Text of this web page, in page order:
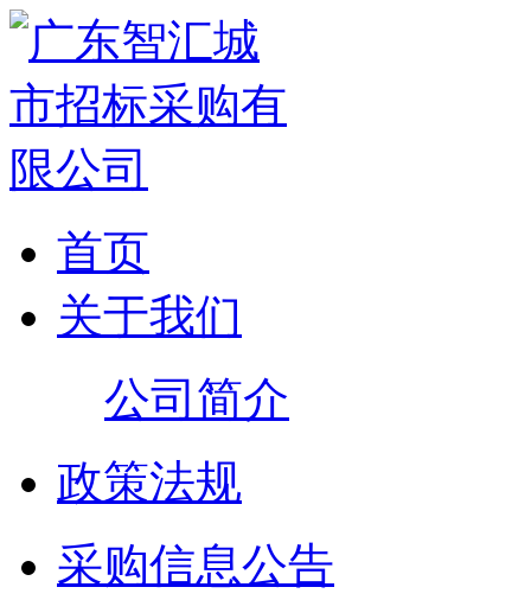
首页
关于我们
公司简介
政策法规
采购信息公告